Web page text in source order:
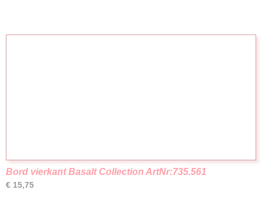
Bord vierkant Basalt Collection ArtNr:735.561
€ 15,75